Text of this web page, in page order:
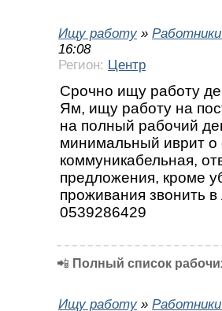
Ищу работу »
16:08
Регион: Центр
Срочно ищу работу
Ям, ищу работу на
на полный рабочий
минимальный иврит о
коммуникабельная,
предложения, кроме
проживания звонить
0539286429
📲 Полный список
Ищу работу »